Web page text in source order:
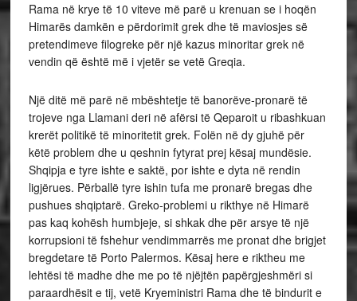
Rama në krye të 10 viteve më parë u krenuan se i hoqën
Himarës damkën e përdorimit grek dhe të maviosjes së
pretendimeve filogreke për një kazus minoritar grek në
vendin që është më i vjetër se vetë Greqia.
Një ditë më parë në mbështetje të banorëve-pronarë të
trojeve nga Llamani deri në afërsi të Qeparoit u ribashkuan
krerët politikë të minoritetit grek. Folën në dy gjuhë për
këtë problem dhe u qeshnin fytyrat prej kësaj mundësie.
Shqipja e tyre ishte e saktë, por ishte e dyta në rendin
ligjërues. Përballë tyre ishin tufa me pronarë bregas dhe
pushues shqiptarë. Greko-problemi u rikthye në Himarë
pas kaq kohësh humbjeje, si shkak dhe për arsye të një
korrupsioni të fshehur vendimmarrës me pronat dhe brigjet
bregdetare të Porto Palermos. Kësaj here e riktheu me
lehtësi të madhe dhe me po të njëjtën papërgjeshmëri si
paraardhësit e tij, vetë Kryeministri Rama dhe të bindurit e